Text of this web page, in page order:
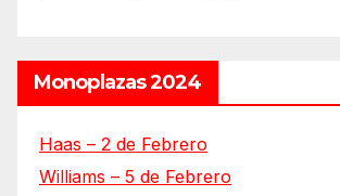
Monoplazas 2024
Haas – 2 de Febrero
Williams – 5 de Febrero